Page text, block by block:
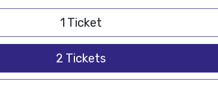
1 Ticket
2 Tickets